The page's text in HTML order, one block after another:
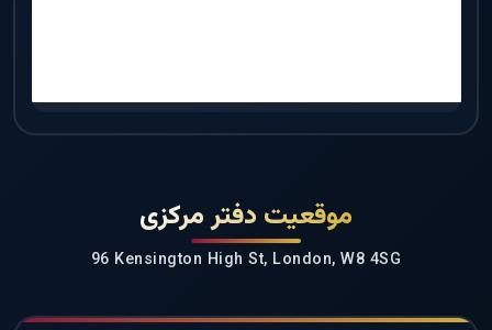
موقعیت دفتر مرکزی
96 Kensington High St, London, W8 4SG